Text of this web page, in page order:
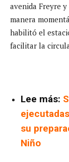
avenida Freyre
manera
habilitó el
facilitar la
Lee más:
su
Niño